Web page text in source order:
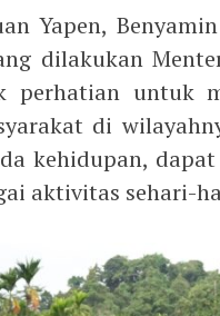
Yapen,
dilakukan
perhatian untuk
di
kehidupan,
aktivitas sehari-